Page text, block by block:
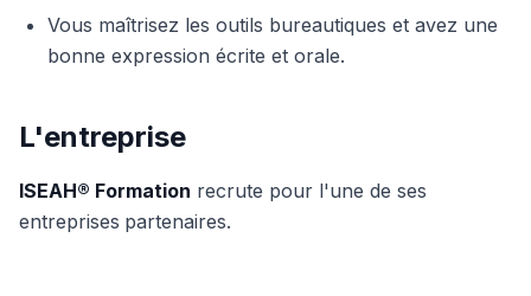
Vous maîtrisez les outils bureautiques et avez une
bonne expression écrite et orale.
L'entreprise
ISEAH® Formation recrute pour l'une de ses
entreprises partenaires.